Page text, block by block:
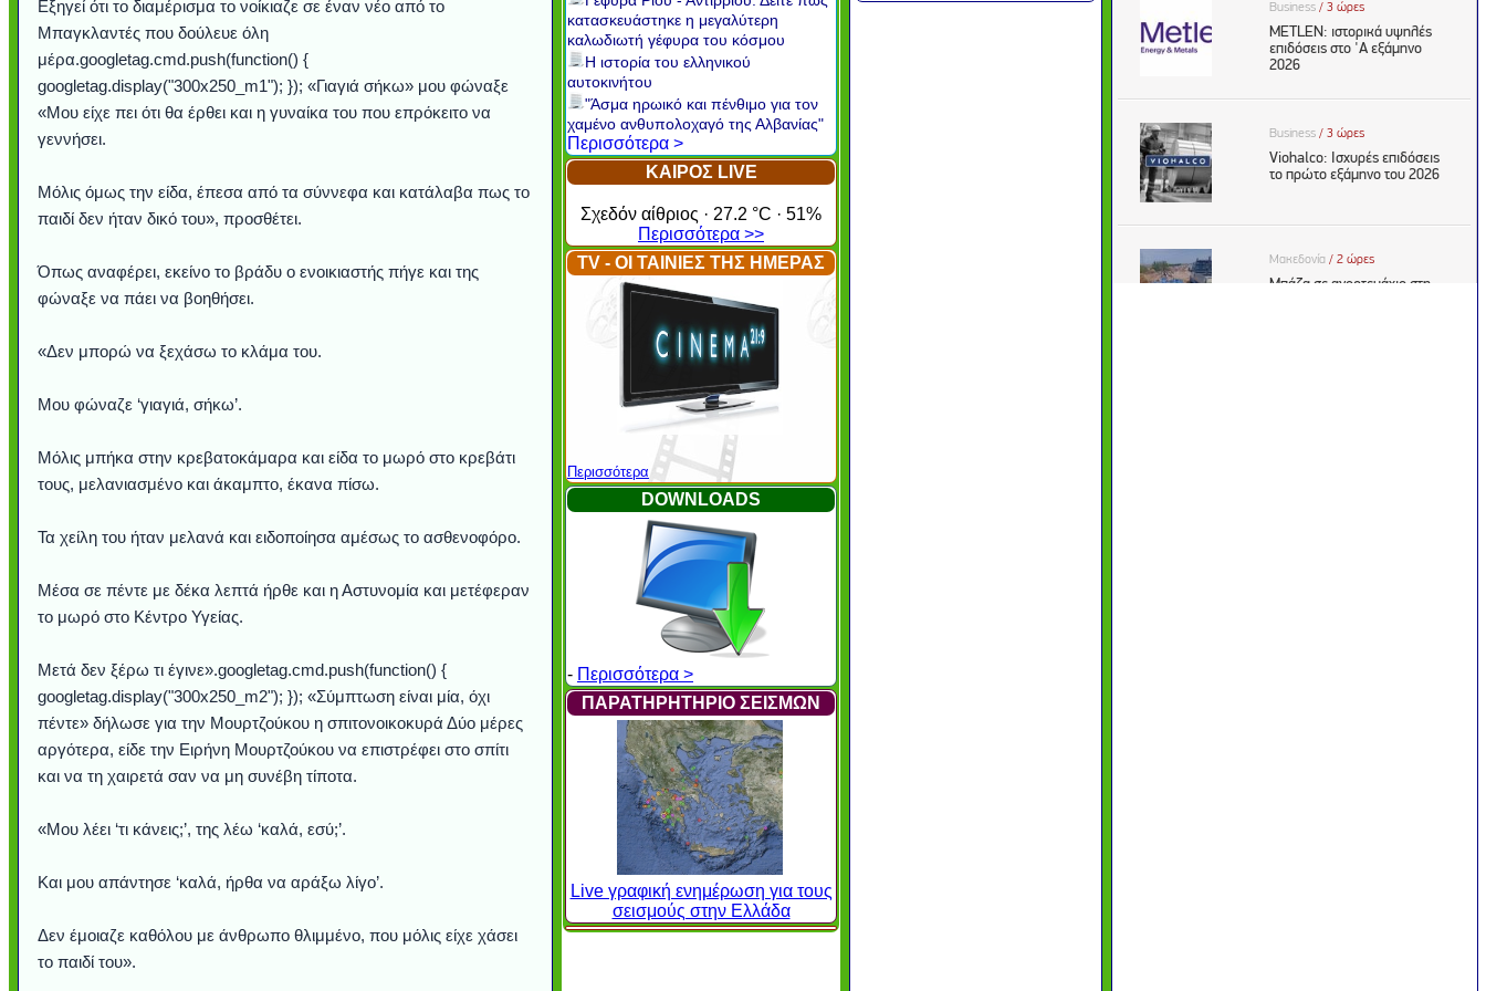
Εξηγεί ότι το διαμέρισμα το νοίκιαζε σε έναν νέο από το
Μπαγκλαντές που δούλευε όλη
μέρα.googletag.cmd.push(function() {
googletag.display("300x250_m1"); }); «Γιαγιά σήκω» μου φώναξε
«Μου είχε πει ότι θα έρθει και η γυναίκα του που επρόκειτο να
γεννήσει.
Μόλις όμως την είδα, έπεσα από τα σύννεφα και κατάλαβα πως το
παιδί δεν ήταν δικό του», προσθέτει.
Όπως αναφέρει, εκείνο το βράδυ ο ενοικιαστής πήγε και της
φώναξε να πάει να βοηθήσει.
«Δεν μπορώ να ξεχάσω το κλάμα του.
Μου φώναζε ‘γιαγιά, σήκω’.
Μόλις μπήκα στην κρεβατοκάμαρα και είδα το μωρό στο κρεβάτι
τους, μελανιασμένο και άκαμπτο, έκανα πίσω.
Τα χείλη του ήταν μελανά και ειδοποίησα αμέσως το ασθενοφόρο.
Μέσα σε πέντε με δέκα λεπτά ήρθε και η Αστυνομία και μετέφεραν
το μωρό στο Κέντρο Υγείας.
Μετά δεν ξέρω τι έγινε».googletag.cmd.push(function() {
googletag.display("300x250_m2"); }); «Σύμπτωση είναι μία, όχι
πέντε» δήλωσε για την Μουρτζούκου η σπιτονοικοκυρά Δύο μέρες
αργότερα, είδε την Ειρήνη Μουρτζούκου να επιστρέφει στο σπίτι
και να τη χαιρετά σαν να μη συνέβη τίποτα.
«Μου λέει ‘τι κάνεις;’, της λέω ‘καλά, εσύ;’.
Και μου απάντησε ‘καλά, ήρθα να αράξω λίγο’.
Δεν έμοιαζε καθόλου με άνθρωπο θλιμμένο, που μόλις είχε χάσει
το παιδί του».
κατασκευάστηκε η μεγαλύτερη
καλωδιωτή γέφυρα του κόσμου
Η ιστορία του ελληνικού
αυτοκινήτου
"Άσμα ηρωικό και πένθιμο για τον
χαμένο ανθυπολοχαγό της Αλβανίας"
Περισσότερα >
ΚΑΙΡΟΣ LIVE
Σχεδόν αίθριος · 27.2 °C · 51%
Περισσότερα >>
TV - ΟΙ ΤΑΙΝΙΕΣ ΤΗΣ ΗΜΕΡΑΣ
Περισσότερα
DOWNLOADS
- Περισσότερα >
ΠΑΡΑΤΗΡΗΤΗΡΙΟ ΣΕΙΣΜΩΝ
Live γραφική ενημέρωση για τους
σεισμούς στην Ελλάδα